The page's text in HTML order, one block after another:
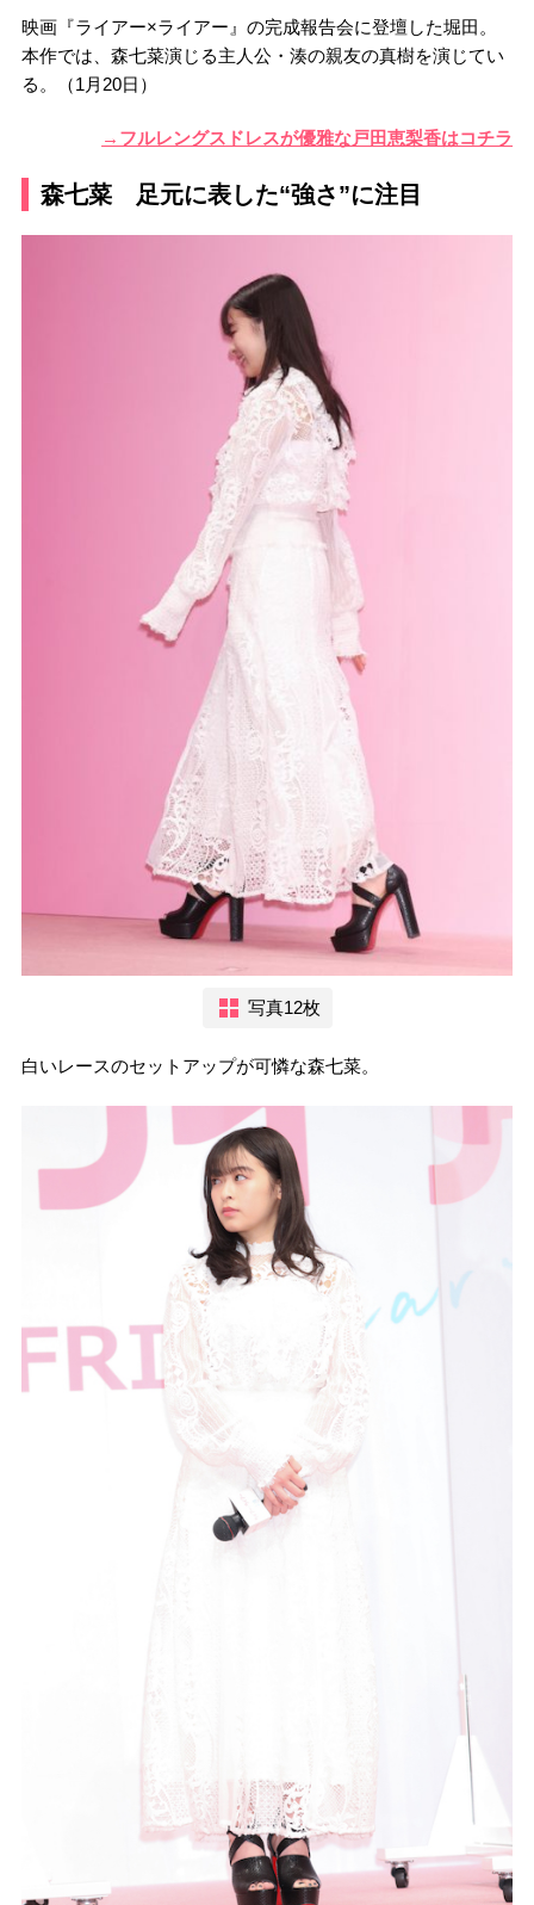
映画『ライアー×ライアー』の完成報告会に登壇した堀田。
本作では、森七菜演じる主人公・湊の親友の真樹を演じてい
る。（1月20日）
→フルレングスドレスが優雅な戸田恵梨香はコチラ
森七菜 足元に表した“強さ”に注目
写真12枚
白いレースのセットアップが可憐な森七菜。